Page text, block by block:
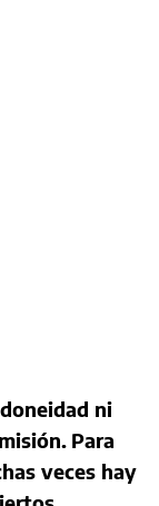
ni
Para
veces hay